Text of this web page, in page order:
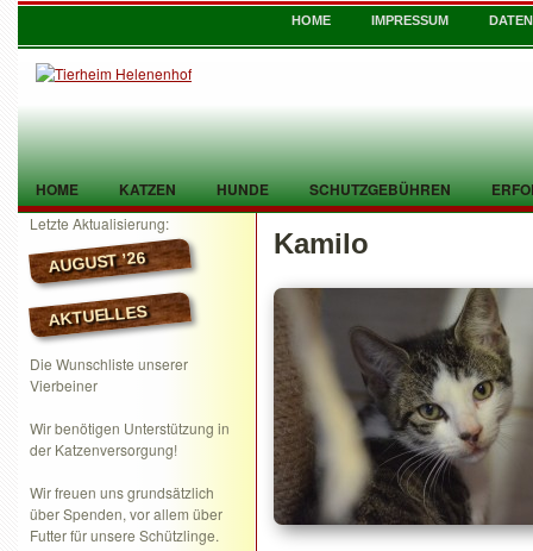
HOME IMPRESSUM
HOME KATZEN HUNDE SCHUTZGEBÜHREN
TIER GEFUNDEN KONTAKT
Letzte Aktualisierung:
AUGUST ’26
AKTUELLES
Die Wunschliste unserer
Vierbeiner
Wir benötigen Unterstützung in
der Katzenversorgung!
Wir freuen uns grundsätzlich
über Spenden, vor allem über
Futter für unsere Schützlinge.
Kamilo